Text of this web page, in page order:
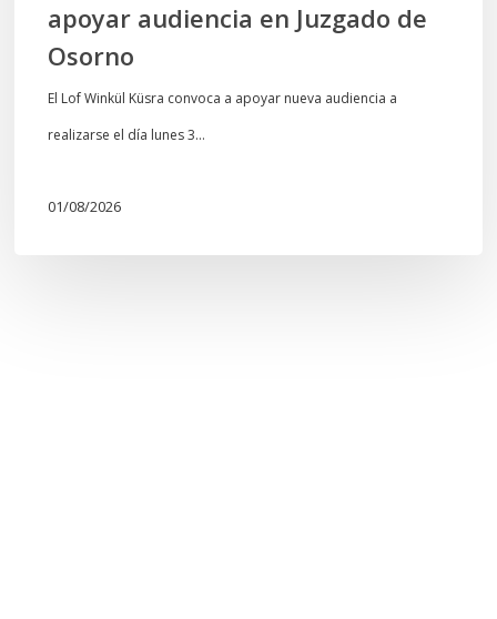
apoyar audiencia en Juzgado de
Osorno
El Lof Winkül Küsra convoca a apoyar nueva audiencia a
realizarse el día lunes 3…
01/08/2026